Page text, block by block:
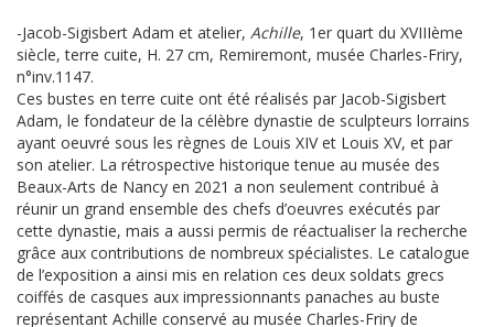
-Jacob-Sigisbert Adam et atelier, Achille, 1er quart du XVIIIème
siècle, terre cuite, H. 27 cm, Remiremont, musée Charles-Friry,
n°inv.1147.
Ces bustes en terre cuite ont été réalisés par Jacob-Sigisbert
Adam, le fondateur de la célèbre dynastie de sculpteurs lorrains
ayant oeuvré sous les règnes de Louis XIV et Louis XV, et par
son atelier. La rétrospective historique tenue au musée des
Beaux-Arts de Nancy en 2021 a non seulement contribué à
réunir un grand ensemble des chefs d’oeuvres exécutés par
cette dynastie, mais a aussi permis de réactualiser la recherche
grâce aux contributions de nombreux spécialistes. Le catalogue
de l’exposition a ainsi mis en relation ces deux soldats grecs
coiffés de casques aux impressionnants panaches au buste
représentant Achille conservé au musée Charles-Friry de